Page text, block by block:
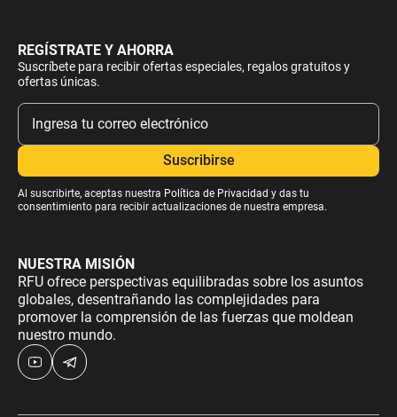
REGÍSTRATE Y AHORRA
Suscríbete para recibir ofertas especiales, regalos gratuitos y
ofertas únicas.
Al suscribirte, aceptas nuestra Política de Privacidad y das tu
consentimiento para recibir actualizaciones de nuestra empresa.
NUESTRA MISIÓN
RFU ofrece perspectivas equilibradas sobre los asuntos
globales, desentrañando las complejidades para
promover la comprensión de las fuerzas que moldean
nuestro mundo.